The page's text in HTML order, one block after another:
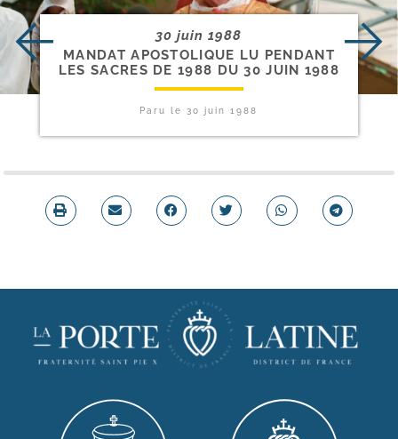
30 juin 1988
MANDAT APOSTOLIQUE LU PENDANT
LES SACRES DE 1988 DU 30 JUIN 1988
Paru le30 juin 1988